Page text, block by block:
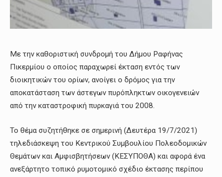
Με την καθοριστική συνδρομή του Δήμου Ραφήνας
Πικερμίου ο οποίος παραχωρεί έκταση εντός των
διοικητικών του ορίων, ανοίγει ο δρόμος για την
αποκατάσταση των άστεγων πυρόπληκτων οικογενειών
από την καταστροφική πυρκαγιά του 2008.
Το θέμα συζητήθηκε σε σημερινή (Δευτέρα 19/7/2021)
τηλεδιάσκεψη του Κεντρικού Συμβουλίου Πολεοδομικών
Θεμάτων και Αμφισβητήσεων (ΚΕΣΥΠΟΘΑ) και αφορά ένα
ανεξάρτητο τοπικό ρυμοτομικό σχέδιο έκτασης περίπου